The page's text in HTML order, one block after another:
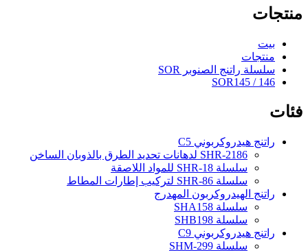
منتجات
بيت
منتجات
سلسلة راتنج الصنوبر SOR
SOR145 / 146
فئات
راتنج هيدروكربوني C5
SHR-2186 لدهانات تحديد الطرق بالذوبان الساخن
سلسلة SHR-18 للمواد اللاصقة
سلسلة SHR-86 لتركيب إطارات المطاط
راتنج الهيدروكربون المهدرج
سلسلة SHA158
سلسلة SHB198
راتنج هيدروكربوني C9
سلسلة SHM-299